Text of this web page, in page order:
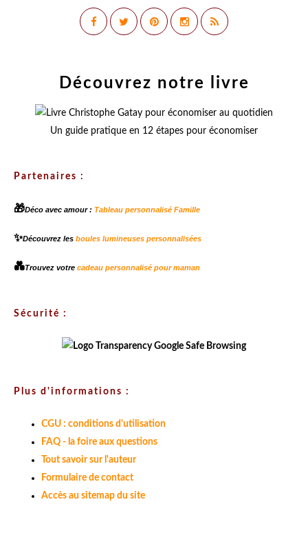
Découvrez notre livre
Un guide pratique en 12 étapes pour économiser
Partenaires :
🎁Déco avec amour : Tableau personnalisé Famille
✨Découvrez les boules lumineuses personnalisées
💑Trouvez votre cadeau personnalisé pour maman
Sécurité :
Plus d'informations :
CGU : conditions d'utilisation
FAQ - la foire aux questions
Tout savoir sur l'auteur
Formulaire de contact
Accès au sitemap du site